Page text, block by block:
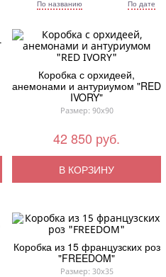
По названию По дате
Коробка с орхидеей,
анемонами и антуриумом "RED
IVORY"
Размер: 90x90
42 850 руб.
В КОРЗИНУ
Коробка из 15 французских роз
"FREEDOM"
Размер: 30x35